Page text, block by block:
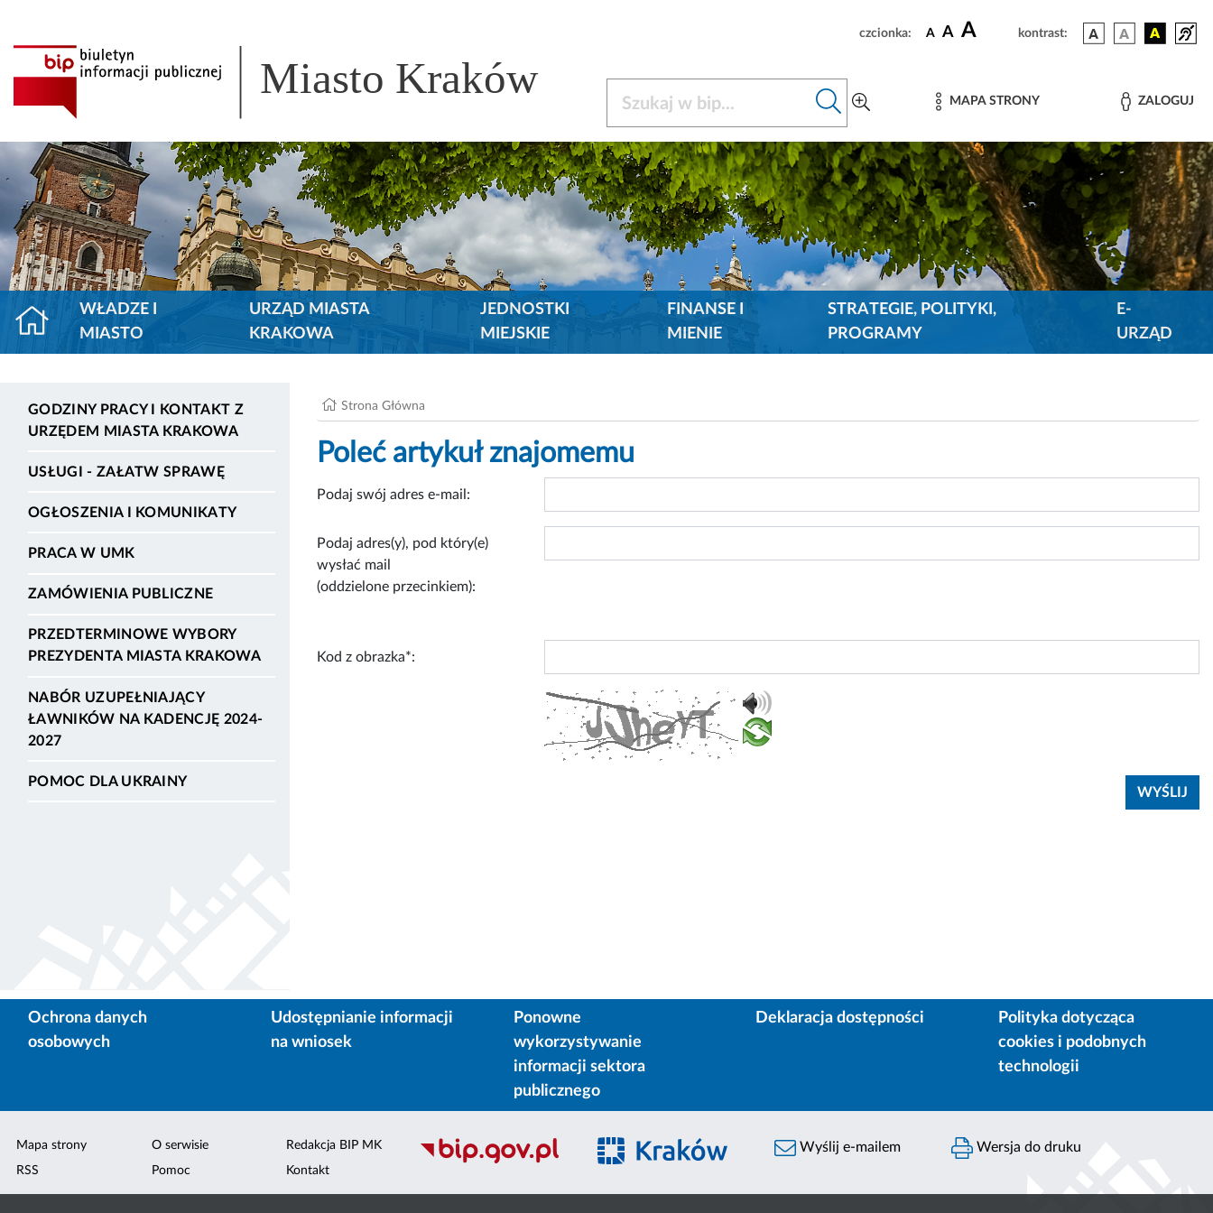
czcionka: A A A kontrast:
Miasto Kraków MAPA STRONY ZALOGUJ
WŁADZE I
MIASTO
URZĄD MIASTA
KRAKOWA
JEDNOSTKI
MIEJSKIE
FINANSE I
MIENIE
STRATEGIE, POLITYKI,
PROGRAMY
E-
URZĄD
GODZINY PRACY I KONTAKT Z
URZĘDEM MIASTA KRAKOWA
USŁUGI - ZAŁATW SPRAWĘ
OGŁOSZENIA I KOMUNIKATY
PRACA W UMK
ZAMÓWIENIA PUBLICZNE
PRZEDTERMINOWE WYBORY
PREZYDENTA MIASTA KRAKOWA
NABÓR UZUPEŁNIAJĄCY
ŁAWNIKÓW NA KADENCJĘ 2024-
2027
POMOC DLA UKRAINY
Strona Główna
Poleć artykuł znajomemu
Podaj swój adres e-mail:
Podaj adres(y), pod który(e)
wysłać mail
(oddzielone przecinkiem):
Kod z obrazka*:
Ochrona danych
osobowych
Udostępnianie informacji
na wniosek
Ponowne
wykorzystywanie
informacji sektora
publicznego
Deklaracja dostępności
Polityka dotycząca
cookies i podobnych
technologii
Mapa strony
RSS
O serwisie
Pomoc
Redakcja BIP MK
Kontakt
Wyślij e-mailem Wersja do druku